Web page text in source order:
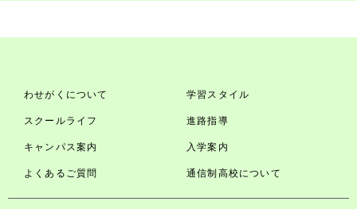
わせがくについて 学習スタイル
スクールライフ 進路指導
キャンパス案内 入学案内
よくあるご質問 通信制高校について